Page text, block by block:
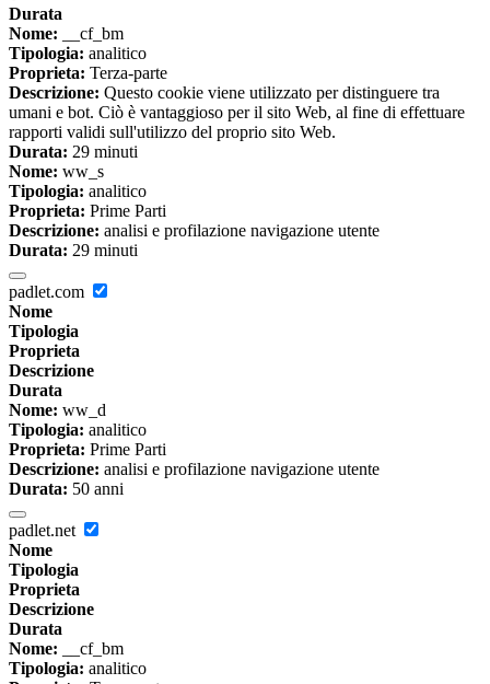
Durata
Nome: __cf_bm
Tipologia: analitico
Proprieta: Terza-parte
Descrizione: Questo cookie viene utilizzato per distinguere tra
umani e bot. Ciò è vantaggioso per il sito Web, al fine di effettuare
rapporti validi sull'utilizzo del proprio sito Web.
Durata: 29 minuti
Nome: ww_s
Tipologia: analitico
Proprieta: Prime Parti
Descrizione: analisi e profilazione navigazione utente
Durata: 29 minuti
padlet.com
Nome
Tipologia
Proprieta
Descrizione
Durata
Nome: ww_d
Tipologia: analitico
Proprieta: Prime Parti
Descrizione: analisi e profilazione navigazione utente
Durata: 50 anni
padlet.net
Nome
Tipologia
Proprieta
Descrizione
Durata
Nome: __cf_bm
Tipologia: analitico